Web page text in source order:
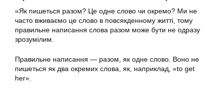
«Як пишеться разом? Це одне слово чи окремо? Ми не
часто вживаємо це слово в повсякденному житті, тому
правильне написання слова разом може бути не одразу
зрозумілим.
Правильне написання — разом, як одне слово. Воно не
пишеться як два окремих слова, як, наприклад, «to get
her».